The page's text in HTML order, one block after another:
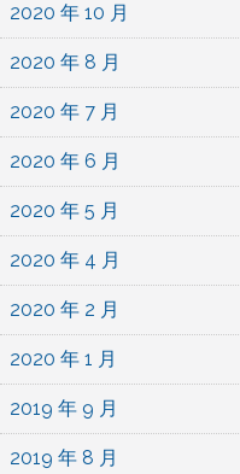
2020 年 10 月
2020 年 8 月
2020 年 7 月
2020 年 6 月
2020 年 5 月
2020 年 4 月
2020 年 2 月
2020 年 1 月
2019 年 9 月
2019 年 8 月